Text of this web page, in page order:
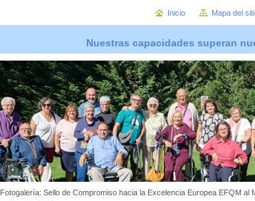
Nuestras capacidades superan
Fotogalería: Sello de Compromiso hacia la Excelencia Europea EFQM al
Inicio Mapa del